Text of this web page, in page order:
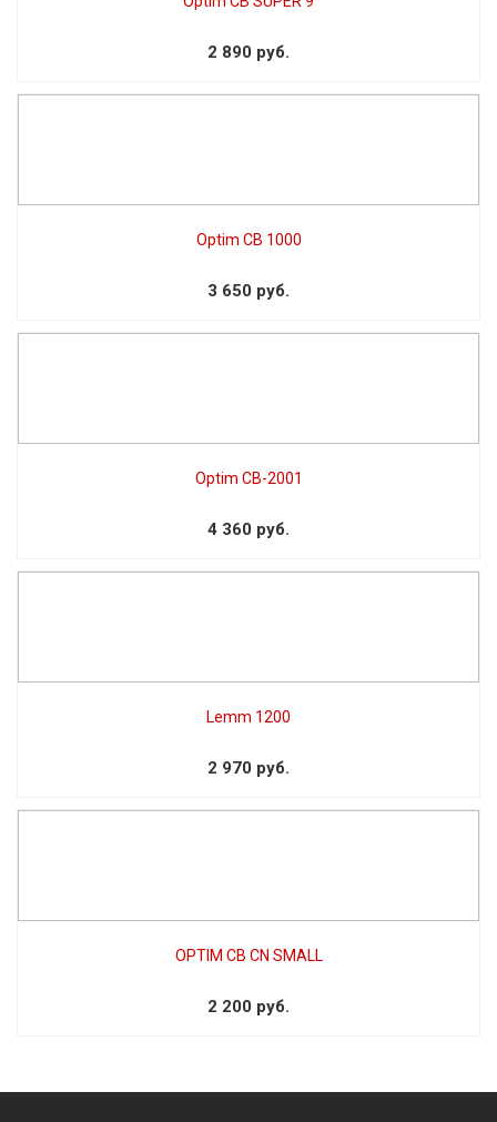
2 890 руб.
Optim CB 1000
3 650 руб.
Optim CB-2001
4 360 руб.
Lemm 1200
2 970 руб.
OPTIM CB CN SMALL
2 200 руб.